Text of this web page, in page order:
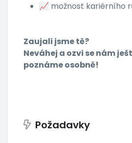
📈 možnost kariérního
Zaujali jsme tě?
Neváhej a ozvi se nám
poznáme osobně!
Požadavky